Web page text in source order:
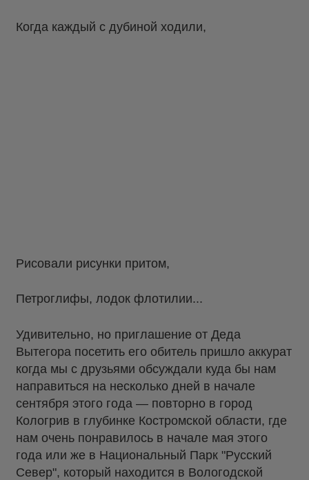
Когда каждый с дубиной ходили,
Рисовали рисунки притом,
Петроглифы, лодок флотилии...
Удивительно, но приглашение от Деда
Вытегора посетить его обитель пришло аккурат
когда мы с друзьями обсуждали куда бы нам
направиться на несколько дней в начале
сентября этого года — повторно в город
Кологрив в глубинке Костромской области, где
нам очень понравилось в начале мая этого
года или же в Национальный Парк "Русский
Север", который находится в Вологодской